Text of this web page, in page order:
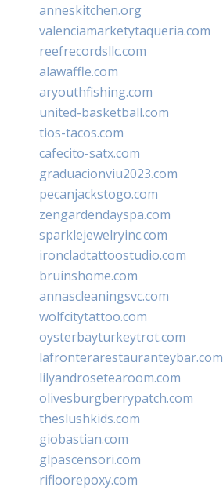
anneskitchen.org
valenciamarketytaqueria.com
reefrecordsllc.com
alawaffle.com
aryouthfishing.com
united-basketball.com
tios-tacos.com
cafecito-satx.com
graduacionviu2023.com
pecanjackstogo.com
zengardendayspa.com
sparklejewelryinc.com
ironcladtattoostudio.com
bruinshome.com
annascleaningsvc.com
wolfcitytattoo.com
oysterbayturkeytrot.com
lafronterarestauranteybar.com
lilyandrosetearoom.com
olivesburgberrypatch.com
theslushkids.com
giobastian.com
glpascensori.com
rifloorepoxy.com